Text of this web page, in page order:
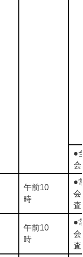
●
会
午前10
時
●
会
査
午前10
時
●
会
査